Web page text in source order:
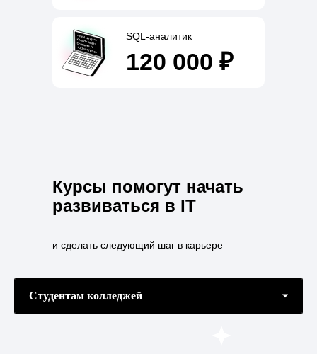
120 000 ₽
SQL-аналитик
Курсы помогут начать
развиваться в IT
и сделать следующий шаг в карьере